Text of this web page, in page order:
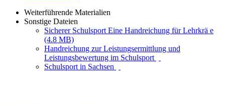
Weiterführende Materialien
Sonstige Dateien
Sicherer Schulsport Eine Handreichung für Lehrkrä e
(4.8 MB)
Handreichung zur Leistungsermittlung und
Leistungsbewertung im Schulsport
Schulsport in Sachsen